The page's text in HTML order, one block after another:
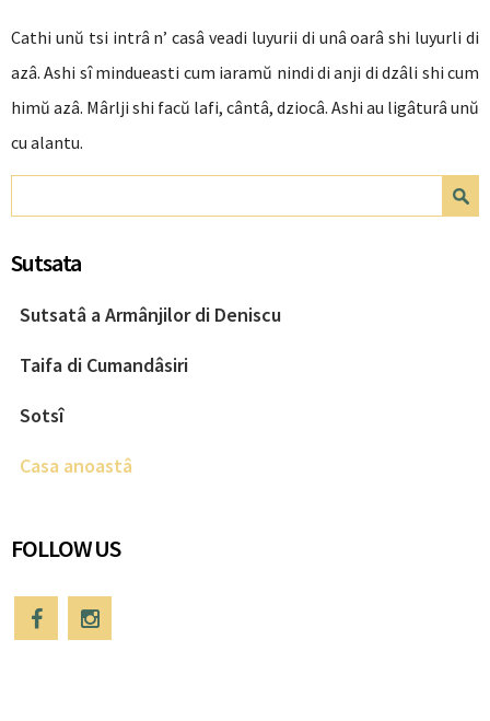
Cathi unŭ tsi intrâ n’ casâ veadi luyurii di unâ oarâ shi luyurli di
azâ. Ashi sî mindueasti cum iaramŭ nindi di anji di dzâli shi cum
himŭ azâ. Mârlji shi facŭ lafi, cântâ, dziocâ. Ashi au ligâturâ unŭ
cu alantu.
Search form
Sutsata
Sutsatâ a Armânjilor di Deniscu
Taifa di Cumandâsiri
Sotsî
Casa anoastâ
FOLLOW US